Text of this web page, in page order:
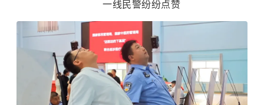
一线民警纷纷点赞